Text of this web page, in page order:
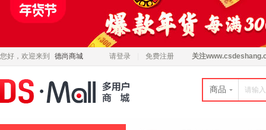
您好，欢迎来到 德尚商城 请登录 免费注册 关注
商品